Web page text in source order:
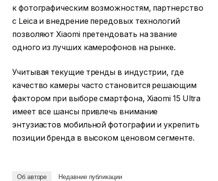
к фотографическим возможностям, партнерство
с Leica и внедрение передовых технологий
позволяют Xiaomi претендовать на звание
одного из лучших камерофонов на рынке.
Учитывая текущие тренды в индустрии, где
качество камеры часто становится решающим
фактором при выборе смартфона, Xiaomi 15 Ultra
имеет все шансы привлечь внимание
энтузиастов мобильной фотографии и укрепить
позиции бренда в высоком ценовом сегменте.
Об авторе Недавние публикации